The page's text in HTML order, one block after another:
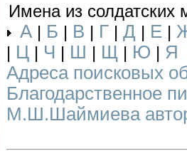
Имена из солдатских
А | Б | В | Г | Д | Е |
| Ц | Ч | Ш | Щ | Ю | Я
Адреса поисковых
Благодарственное
М.Ш.Шаймиева